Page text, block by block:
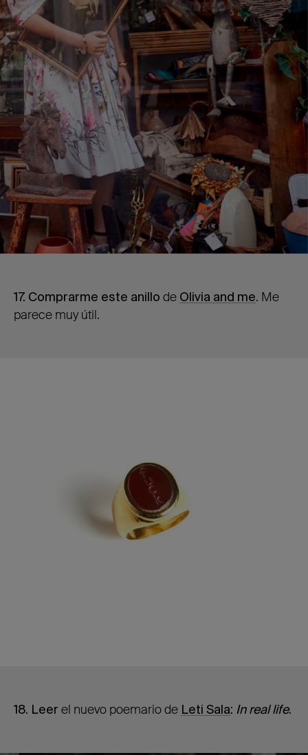
17. Comprarme este anillo de Olivia and me. Me
parece muy útil.
18. Leer el nuevo poemario de Leti Sala: In real life.